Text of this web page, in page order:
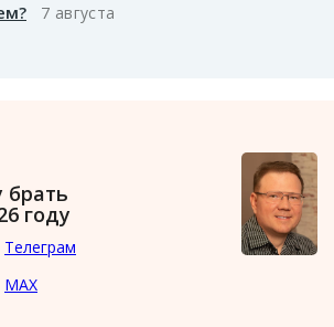
7 августа
брать
году
Телеграм
MAX